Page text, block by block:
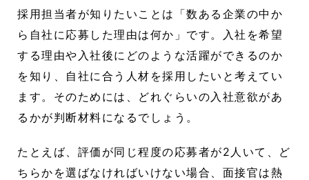
採用担当者が知りたいことは「数ある企業の中か
ら自社に応募した理由は何か」です。入社を希望
する理由や入社後にどのような活躍ができるのか
を知り、自社に合う人材を採用したいと考えてい
ます。そのためには、どれぐらいの入社意欲があ
るかが判断材料になるでしょう。
たとえば、評価が同じ程度の応募者が2人いて、ど
ちらかを選ばなければいけない場合、面接官は熱